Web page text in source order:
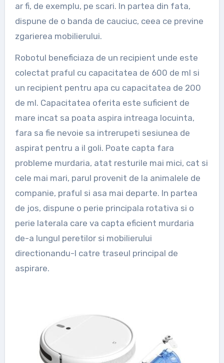
ar fi, de exemplu, pe scari. In partea din fata,
dispune de o banda de cauciuc, ceea ce previne
zgarierea mobilierului.
Robotul beneficiaza de un recipient unde este
colectat praful cu capacitatea de 600 de ml si
un recipient pentru apa cu capacitatea de 200
de ml. Capacitatea oferita este suficient de
mare incat sa poata aspira intreaga locuinta,
fara sa fie nevoie sa intrerupeti sesiunea de
aspirat pentru a il goli. Poate capta fara
probleme murdaria, atat resturile mai mici, cat si
cele mai mari, parul provenit de la animalele de
companie, praful si asa mai departe. In partea
de jos, dispune o perie principala rotativa si o
perie laterala care va capta eficient murdaria
de-a lungul peretilor si mobilierului
directionandu-l catre traseul principal de
aspirare.